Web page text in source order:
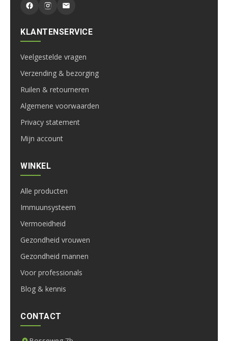
KLANTENSERVICE
Veelgestelde vragen
Verzending & bezorging
Ruilen & retourneren
Algemene voorwaarden
Privacy statement
Mijn account
WINKEL
Alle producten
Immuunsysteem
Vermoeidheid
Gezondheid vrouwen
Gezondheid mannen
Voor professionals
Blog & kennis
CONTACT